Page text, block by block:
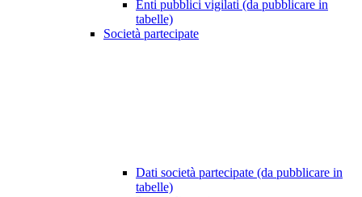
Enti pubblici vigilati (da pubblicare in
tabelle)
Società partecipate
Dati società partecipate (da pubblicare in
tabelle)